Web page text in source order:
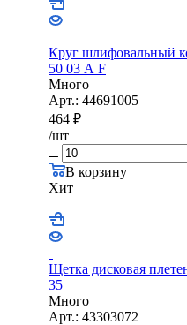
Круг шлифовальный
50 03 А F
Много
Арт.: 44691005
464 ₽
/шт
В корзину
Хит
Щетка дисковая
35
Много
Арт.: 43303072